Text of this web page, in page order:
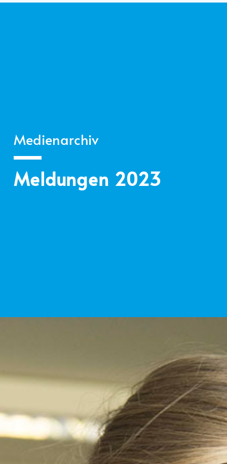
Medienarchiv
Meldungen 2023